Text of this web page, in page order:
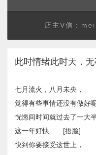
店主V信：
此时情绪此时天，
七月流火，八月未央，
觉得有些事情还没有做好
恍惚间时间就过去了一大
这一年好快……[捂脸]
快到你要接受这世上，